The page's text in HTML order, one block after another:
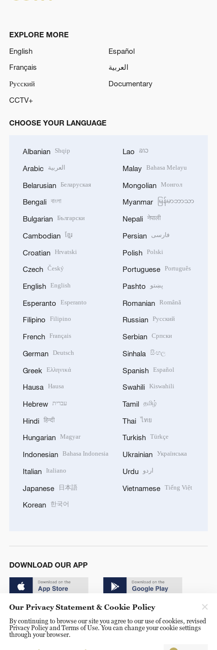
EXPLORE MORE
English
Español
Français
العربية
Русский
Documentary
CCTV+
CHOOSE YOUR LANGUAGE
Albanian Shqip
Arabic العربية
Belarusian Беларуская
Bengali বাংলা
Bulgarian Български
Cambodian ខ្មែរ
Croatian Hrvatski
Czech Český
English English
Esperanto Esperanto
Filipino Filipino
French Français
German Deutsch
Greek Ελληνικά
Hausa Hausa
Hebrew עברית
Hindi हिन्दी
Hungarian Magyar
Indonesian Bahasa Indonesia
Italian Italiano
Japanese 日本語
Korean 한국어
Lao ລາວ
Malay Bahasa Melayu
Mongolian Монгол
Myanmar မြန်မာဘာသာ
Nepali नेपाली
Persian فارسی
Polish Polski
Portuguese Português
Pashto پښتو
Romanian Română
Russian Русский
Serbian Српски
Sinhala සිංහල
Spanish Español
Swahili Kiswahili
Tamil தமிழ்
Thai ไทย
Turkish Türkçe
Ukrainian Українська
Urdu اردو
Vietnamese Tiếng Việt
DOWNLOAD OUR APP
© China Radio International.CRI. All Rights Reserved. 16A
Shijingshan Road, Beijing, China. 100040
Our Privacy Statement & Cookie Policy
By continuing to browse our site you agree to our use of cookies, revised
Privacy Policy and Terms of Use. You can change your cookie settings
through your browser.